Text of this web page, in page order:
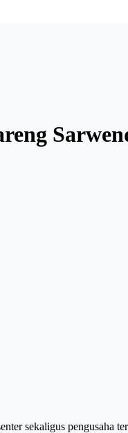
sekaligus pengusaha